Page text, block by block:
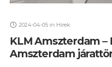
2024-04-05 in Hírek
KLM Amszterdam –
Amszterdam